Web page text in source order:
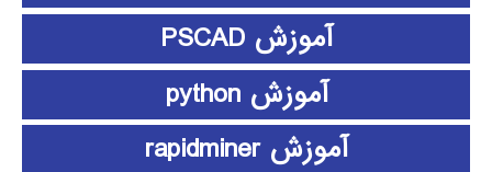
آموزش PSCAD
آموزش python
آموزش rapidminer